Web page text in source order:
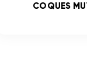
COQUES